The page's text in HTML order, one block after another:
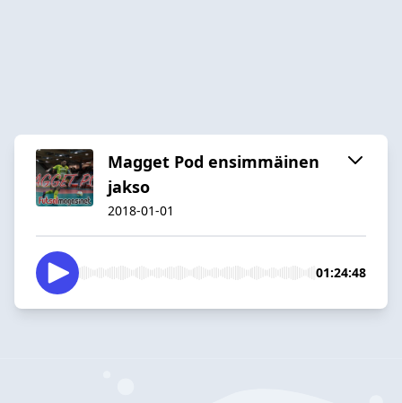
Magget Pod ensimmäinen
jakso
2018-01-01
01:24:48